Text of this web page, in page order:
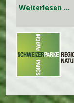
Weiterlesen …